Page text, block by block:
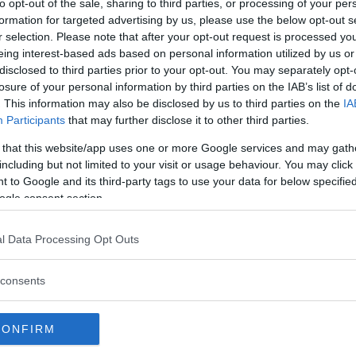
opt-out of the sale, sharing to third parties, or processing of your
for targeted advertising by us, please use the below opt-out
selection. Please note that after your opt-out request is processed
interest-based ads based on personal information utilized by us
to third parties prior to your opt-out. You may separately
of your personal information by third parties on the IAB’s list of
This information may also be disclosed by us to third parties on the
Participants that may further disclose it to other third parties.
that this website/app uses one or more Google services and may
but not limited to your visit or usage behaviour. You may
to Google and its third-party tags to use your data for below
consent section.
Data Processing Opt Outs
kartlagt det nätverk av natonära
som ägnar sig åt smutskastning
och journalister.